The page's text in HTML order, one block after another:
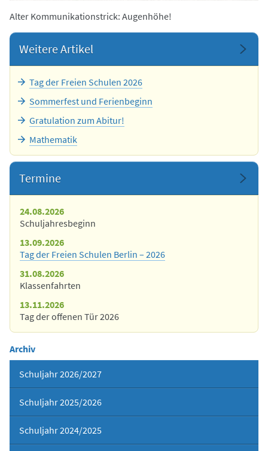
Alter Kommunikationstrick: Augenhöhe!
Weitere Artikel
Tag der Freien Schulen 2026
Sommerfest und Ferienbeginn
Gratulation zum Abitur!
Mathematik
Termine
24.08.2026
Schuljahresbeginn
13.09.2026
Tag der Freien Schulen Berlin – 2026
31.08.2026
Klassenfahrten
13.11.2026
Tag der offenen Tür 2026
Archiv
Schuljahr 2026/2027
Schuljahr 2025/2026
Schuljahr 2024/2025